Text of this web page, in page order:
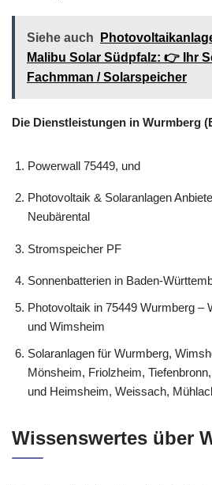
Siehe auch
Malibu Solar Südpfalz: 👉 Ihr
Fachmman / Solarspeicher
Die Dienstleistungen in Wurmberg
Powerwall 75449, und
Photovoltaik & Solaranlagen
Neubärental
Stromspeicher PF
Sonnenbatterien in Baden-
Photovoltaik in 75449 Wurmberg –
und Wimsheim
Solaranlagen für Wurmberg,
Mönsheim, Friolzheim,
und Heimsheim, Weissach,
Wissenswertes über